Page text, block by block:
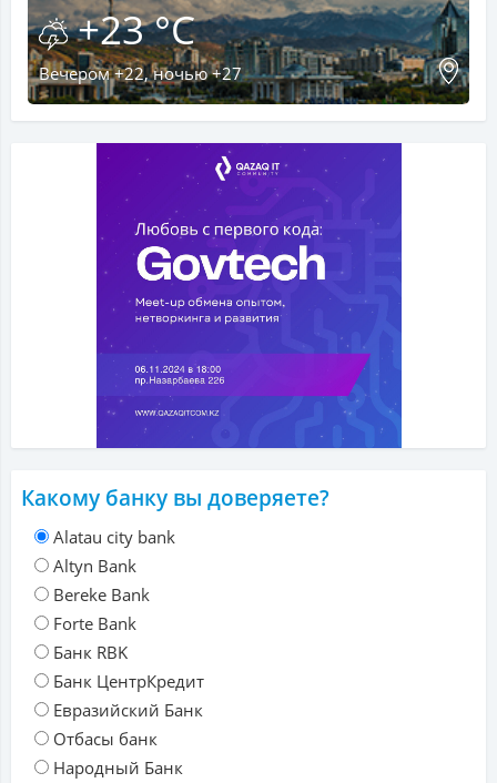
+23 °C
Вечером +22, ночью +27
Какому банку вы доверяете?
Alatau city bank
Altyn Bank
Bereke Bank
Forte Bank
Банк RBK
Банк ЦентрКредит
Евразийский Банк
Отбасы банк
Народный Банк